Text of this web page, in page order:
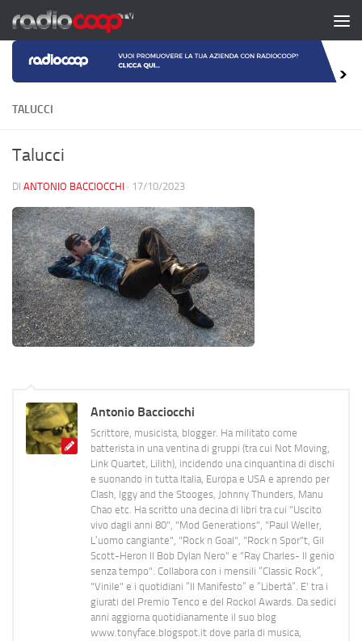
Salta al contenuto
TALUCCI
Talucci
DI ANTONIO BACCIOCCHI · 17/10/2023
Antonio Bacciocchi
Scrittore, musicista, blogger. Ha militato come
batterista in una ventina di gruppi (tra cui Not Moving,
Link Quartet, Lilith), incidendo una cinquantina di dischi
e suonando in tutta Italia, Europa e USA e aprendo per
Clash, Iggy and the Stooges, Johnny Thunders, Manu
Chao etc. Ha scritto una decina di libri tra cui "Uscito
vivo dagli anni 80", "Mod Generations", "Paul Weller,
L’uomo cangiante", "Rock n Goal", "Rock n Spor"t, Gil
Scott-Heron Il Bob Dylan Nero" e "Ray Charles- Il genio
senza tempo". Collabora con i mensili “Classic Rock”,
"Vinile" e i quotidiani “Il Manifesto” e “Libertà”. E' tra i
giurati del Premio Tenco e del Rockol Awards. Da sedici
anni aggiorna quotidianamente il suo blog
www.tonyface.blogspot.it dove parla di musica,